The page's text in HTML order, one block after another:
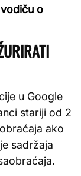
o
u Google
stariji od 2
ako
sadržaja